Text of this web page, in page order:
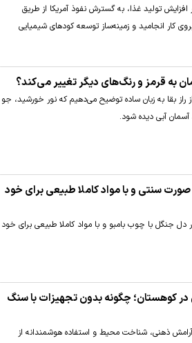
افزایش تولید غذا، به گسترش نفوذ آمریکا از طریق
کار انجامید و زمینه‌ساز توسعه کود‌های شیمیایی
به قرمز و رنگ‌های دیگر تغییر می‌کند؟
بقا به زبان ساده توضیح می‌دهیم که نور خورشید، جو
آبی دیده شود.
صورت سنتی و با مواد کاملا طبیعی برای خود
دل جنگل با چوب بامبو و با مواد کاملا طبیعی برای خود
در کوهستان؛ چگونه بدون تجهیزات با سنگ
ذهنی، شناخت محیط و استفاده هوشمندانه از